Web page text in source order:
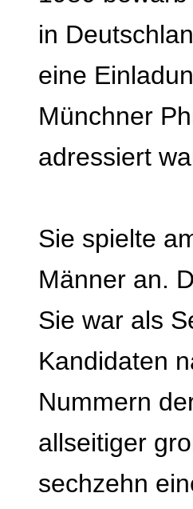
in
eine
Münchner
adressiert
Sie spielte
Männer an.
Sie war als
Kandidaten
Nummern
allseitiger
sechzehn